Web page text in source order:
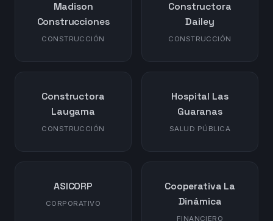
Madison
Construcciones
CONSTRUCCIÓN
Constructora
Dailey
CONSTRUCCIÓN
Constructora
Laugama
CONSTRUCCIÓN
Hospital Las
Guaranas
SALUD PÚBLICA
ASICORP
CORPORATIVO
Cooperativa La
Dinámica
FINANCIERO